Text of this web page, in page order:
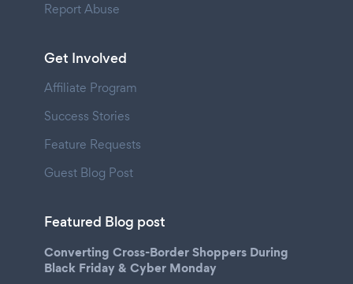
Report Abuse
Get Involved
Affiliate Program
Success Stories
Feature Requests
Guest Blog Post
Featured Blog post
Converting Cross-Border Shoppers During
Black Friday & Cyber Monday